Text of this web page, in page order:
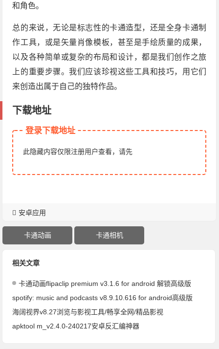
和角色。
总的来说，无论是标志性的卡通造型，还是全身卡通制
作工具，或是矢量肖像模板，甚至是手绘质量的成果，
以及各种简单或复杂的布局和设计，都是我们创作之旅
上的重要步骤。我们应该珍视这些工具和技巧，用它们
来创造出属于自己的独特作品。
下载地址
登录下载地址
此隐藏内容仅限注册用户查看，请先
安卓应用
卡通动画 卡通相机
相关文章
卡通动画flipaclip premium v3.1.6 for android 解锁高级版
spotify: music and podcasts v8.9.10.616 for android高级版
海阔视界v8.27浏览与影视工具/畅享全网/精品影视
apktool m_v2.4.0-240217安卓反汇编神器